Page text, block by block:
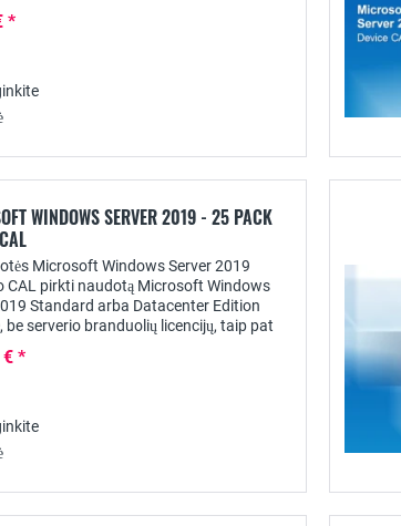
*
WINDOWS SERVER 2019 - 25 PACK
Microsoft Windows Server 2019
CAL pirkti naudotą Microsoft Windows
Standard arba Datacenter Edition
be serverio branduolių licencijų, taip pat
€ *